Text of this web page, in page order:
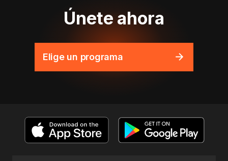
Únete ahora
Elige un programa